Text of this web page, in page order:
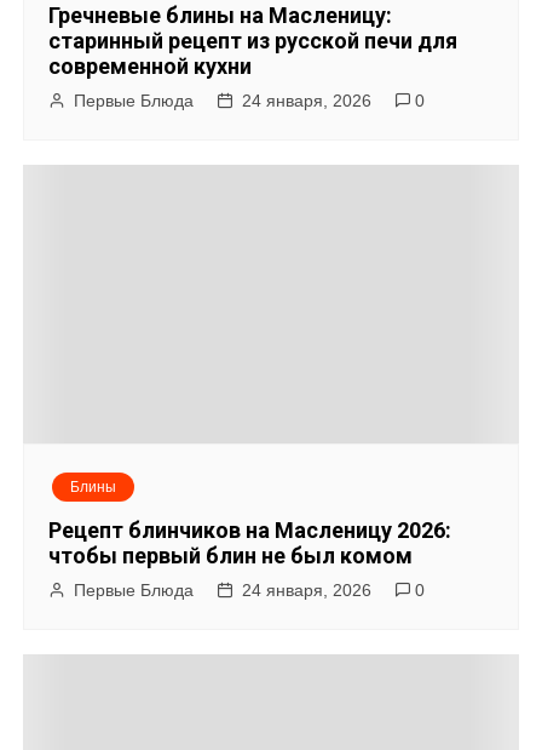
Гречневые блины на Масленицу:
старинный рецепт из русской печи для
современной кухни
Первые Блюда 24 января, 2026 0
Блины
Рецепт блинчиков на Масленицу 2026:
чтобы первый блин не был комом
Первые Блюда 24 января, 2026 0